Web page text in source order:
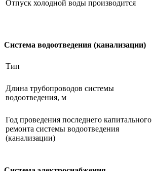
Отпуск холодной воды производится
Система водоотведения (канализации)
Тип
Длина трубопроводов системы
водоотведения, м
Год проведения последнего капитального
ремонта системы водоотведения
(канализации)